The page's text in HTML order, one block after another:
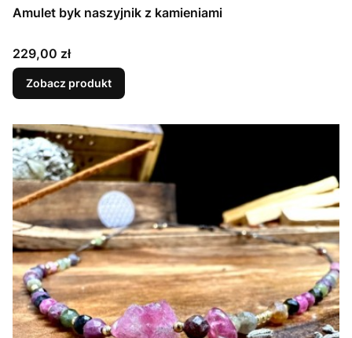
Amulet byk naszyjnik z kamieniami
Cena
229,00 zł
Zobacz produkt